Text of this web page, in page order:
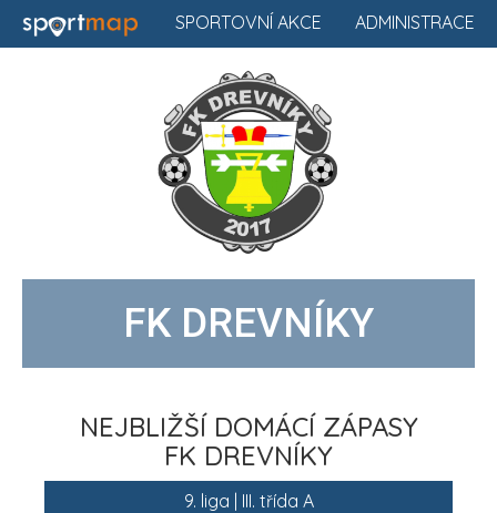
ADMINISTRACE
SPORTOVNÍ AKCE
FK DREVNÍKY
NEJBLIŽŠÍ DOMÁCÍ ZÁPASY
FK DREVNÍKY
9. liga | III. třída A